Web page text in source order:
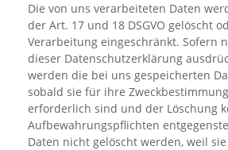
Die von uns verarbeiteten Daten
der Art. 17 und 18 DSGVO gelöscht
Verarbeitung eingeschränkt. Sofern
dieser Datenschutzerklärung
werden die bei uns gespeicherten
sobald sie für ihre
erforderlich sind und der Löschung
Aufbewahrungspflichten
Daten nicht gelöscht werden, weil